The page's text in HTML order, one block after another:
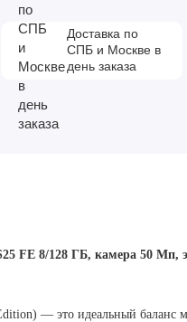
Доставка по
СПБ и Москве в
день заказа
FE 8/128 ГБ, камера 50 Мп,
— это идеальный